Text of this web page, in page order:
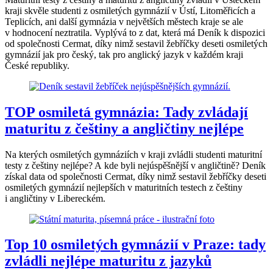
kraji skvěle studenti z osmiletých gymnázií v Ústí, Litoměřicích a
Teplicích, ani další gymnázia v největších městech kraje se ale
v hodnocení neztratila. Vyplývá to z dat, která má Deník k dispozici
od společnosti Cermat, díky nimž sestavil žebříčky deseti osmiletých
gymnázií jak pro český, tak pro anglický jazyk v každém kraji
České republiky.
TOP osmiletá gymnázia: Tady zvládají
maturitu z češtiny a angličtiny nejlépe
Na kterých osmiletých gymnáziích v kraji zvládli studenti maturitní
testy z češtiny nejlépe? A kde byli nejúspěšnější v angličtině? Deník
získal data od společnosti Cermat, díky nimž sestavil žebříčky deseti
osmiletých gymnázií nejlepších v maturitních testech z češtiny
i angličtiny v Libereckém.
Top 10 osmiletých gymnázií v Praze: tady
zvládli nejlépe maturitu z jazyků